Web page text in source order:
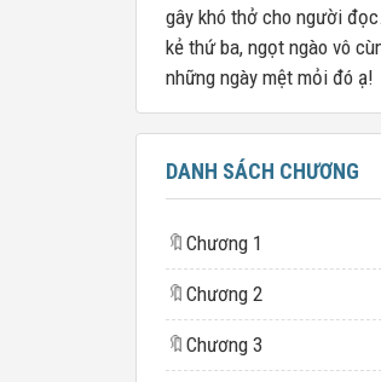
gây khó thở cho người
kẻ thứ ba, ngọt ngào vô
những ngày mệt mỏi đó ạ!
DANH SÁCH CHƯƠNG
🔖 Chương 1
🔖 Chương 2
🔖 Chương 3